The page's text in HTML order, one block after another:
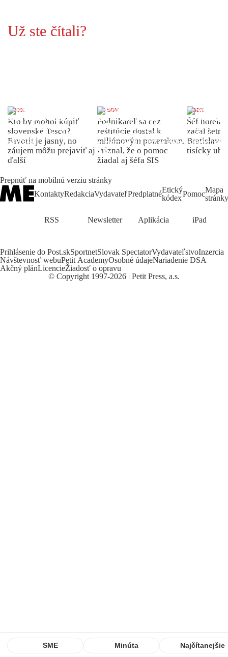
Už ste čítali?
INDEX
Kto by mohol kúpiť
slovenské Tesco?
Favorit je jasný, no
záujem môžu prejaviť aj
ďalší
DOMOV
Podnikateľ sa cez
reštitúcie dostal k
miliónovým pozemkom.
Priznal, že o pomoc
žiadal aj šéfa SIS
INDEX
Šéf
začal
Bratislave
tisícky
SME Minúta Najčítanejšie
Prepnúť na mobilnú verziu stránky
KontaktyRedakciaVydavateľPredplatnéEtický
kódexPomocMapa
stránky
RSS Newsletter Aplikácia iPad
Prihlásenie do Post.skSportnetSlovak SpectatorVydavateľstvoInzercia
Návštevnosť webuPetit AcademyOsobné údajeNariadenie DSA
Akčný plánLicencieŽiadosť o opravu
© Copyright 1997-2026 | Petit Press, a.s.